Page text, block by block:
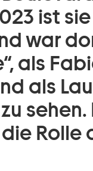
ist
war
als
als
Rolle